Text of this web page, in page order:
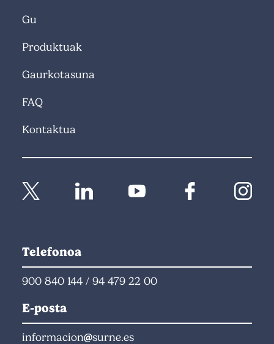
Gu
Produktuak
Gaurkotasuna
FAQ
Kontaktua
Telefonoa
900 840 144 / 94 479 22 00
E-posta
informacion surne.es